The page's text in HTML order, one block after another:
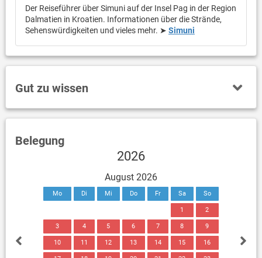
Der Reiseführer über Simuni auf der Insel Pag in der Region
Dalmatien in Kroatien. Informationen über die Strände,
Sehenswürdigkeiten und vieles mehr. ➤ Simuni
Gut zu wissen
Belegung
2026
August 2026
Mo Di Mi Do Fr Sa So
1 2
3 4 5 6 7 8 9
10 11 12 13 14 15 16